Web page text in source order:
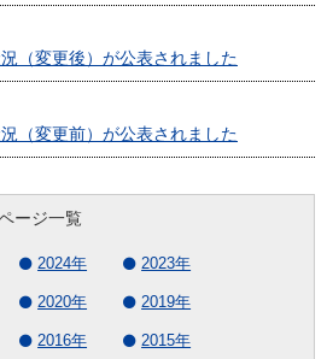
（変更後）が公表されました
（変更前）が公表されました
ージ一覧
2024年 2023年
2020年 2019年
2016年 2015年